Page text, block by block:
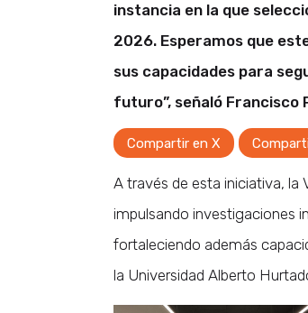
instancia en la que
2026. Esperamos que
sus capacidades para
futuro”, señaló Francisco
Compartir en X
A través de esta iniciativa, la
impulsando investigaciones
fortaleciendo además
la Universidad Alberto